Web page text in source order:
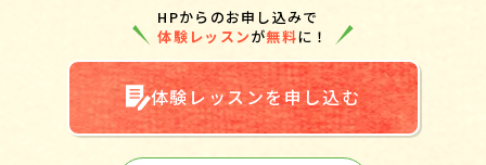
HPからのお申し込みで
体験レッスンが無料に！
体験レッスンを申し込む